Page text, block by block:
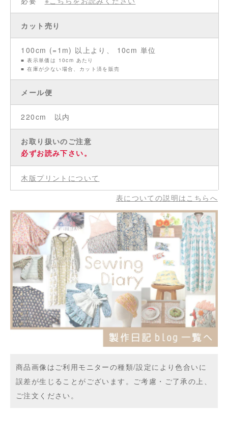
カット売り
100cm (=1m) 以上より、 10cm 単位
■ 表示単価は 10cm あたり
■ 在庫が少ない場合、カット済を販売
メール便
220cm 以内
お取り扱いのご注意
必ずお読み下さい。
木版プリントについて
表についての説明はこちらへ
商品画像はご利用モニターの種類/設定により色合いに
誤差が生じることがございます。ご考慮・ご了承の上、
ご注文ください。